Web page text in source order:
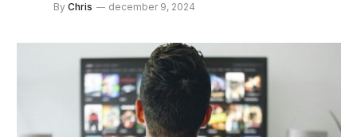
By Chris december 9, 2024